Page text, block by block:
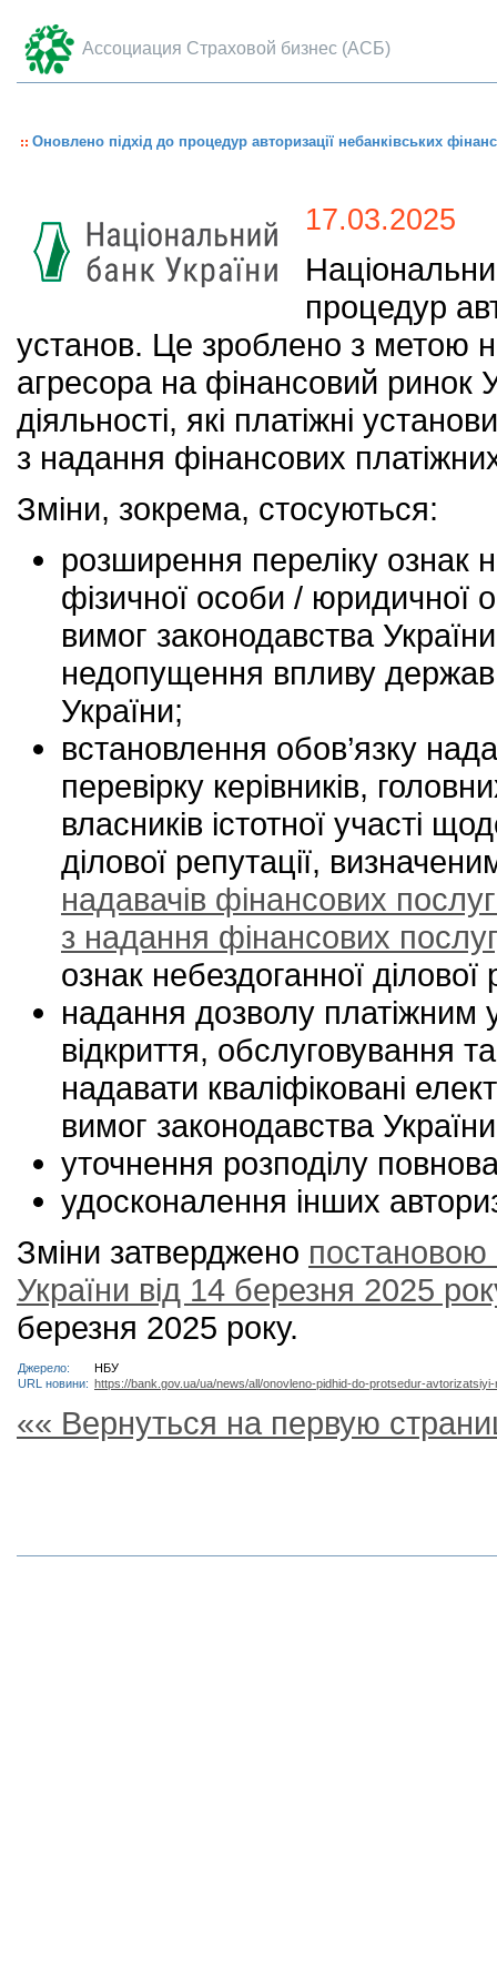
Ассоциация Страховой бизнес (АСБ)
Оновлено підхід до процедур авторизації небанківських
17.03.2025
процедур
установ. Це зроблено з метою
агресора на фінансовий ринок
діяльності, які платіжні
з надання фінансових
Зміни, зокрема, стосуються:
розширення переліку ознак
фізичної особи / юридичної
вимог законодавства
недопущення впливу
України;
встановлення обов’язку
перевірку керівників,
власників істотної участі
ділової репутації,
надавачів фінансових
з надання фінансових послуг
ознак небездоганної ділової
надання дозволу платіжним
відкриття, обслуговування
надавати кваліфіковані
вимог законодавства
уточнення розподілу
удосконалення інших
Зміни затверджено постановою
України від 14 березня 2025
березня 2025 року.
Джерело:
НБУ
URL новини: https://bank.gov.ua/ua/news/all/onovleno-pidhid-do-protsedur-
«« Вернуться на первую